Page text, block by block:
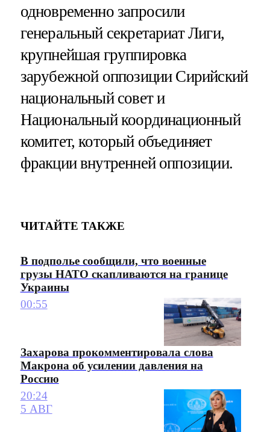
одновременно запросили
генеральный секретариат Лиги,
крупнейшая группировка
зарубежной оппозиции Сирийский
национальный совет и
Национальный координационный
комитет, который объединяет
фракции внутренней оппозиции.
ЧИТАЙТЕ ТАКЖЕ
В подполье сообщили, что военные
грузы НАТО скапливаются на границе
Украины
00:55
Захарова прокомментировала слова
Макрона об усилении давления на
Россию
20:24
5 АВГ